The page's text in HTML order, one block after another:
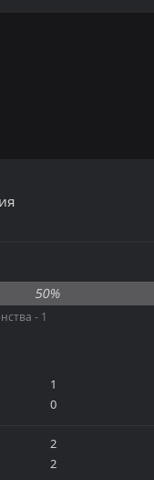
50%
- 1
1
0
2
2